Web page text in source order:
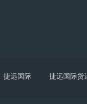
捷远国际 捷远国际货